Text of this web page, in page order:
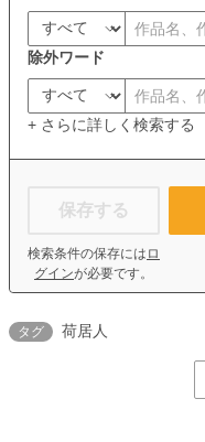
除外ワード
+ さらに詳しく検索する
保存する
検索条件の保存には ロ
グインが必要です。
タグ 荷居人